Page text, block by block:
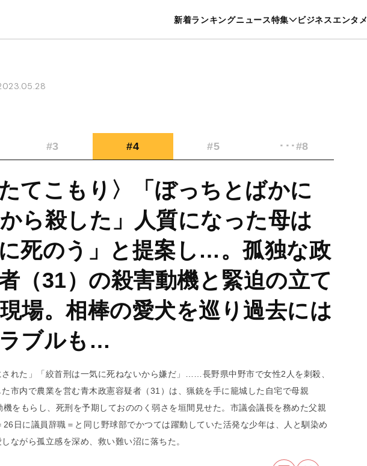
新着ランキングニュース特集 ビジネスエンタメ
暮らし スポーツ ヘルスケア 美容 グルメ
#3 #4 #5 ･･･#8
たてこもり〉「ぼっちとばかに
ら殺した」人質になった母は
に死のう」と提案し…。孤独な政
（31）の殺害動機と緊迫の立て
場。相棒の愛犬を巡り過去には
ブルも…
された」「絞首刑は一気に死ねないから嫌だ」……長野県中野市で女性2人を刺殺、
市内で農業を営む青木政憲容疑者（31）は、猟銃を手に籠城した自宅で母親
機をもらし、死刑を予期しておののく弱さを垣間見せた。市議会議長を務めた父親
日に議員辞職＝と同じ野球部でかつては躍動していた活発な少年は、人と馴染め
ながら孤立感を深め、救い難い沼に落ちた。